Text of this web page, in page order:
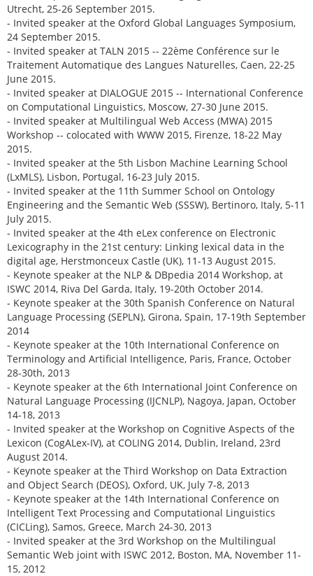
Utrecht, 25-26 September 2015.
- Invited speaker at the Oxford Global Languages Symposium,
24 September 2015.
- Invited speaker at TALN 2015 -- 22ème Conférence sur le
Traitement Automatique des Langues Naturelles, Caen, 22-25
June 2015.
- Invited speaker at DIALOGUE 2015 -- International Conference
on Computational Linguistics, Moscow, 27-30 June 2015.
- Invited speaker at Multilingual Web Access (MWA) 2015
Workshop -- colocated with WWW 2015, Firenze, 18-22 May
2015.
- Invited speaker at the 5th Lisbon Machine Learning School
(LxMLS), Lisbon, Portugal, 16-23 July 2015.
- Invited speaker at the 11th Summer School on Ontology
Engineering and the Semantic Web (SSSW), Bertinoro, Italy, 5-11
July 2015.
- Invited speaker at the 4th eLex conference on Electronic
Lexicography in the 21st century: Linking lexical data in the
digital age, Herstmonceux Castle (UK), 11-13 August 2015.
- Keynote speaker at the NLP & DBpedia 2014 Workshop, at
ISWC 2014, Riva Del Garda, Italy, 19-20th October 2014.
- Keynote speaker at the 30th Spanish Conference on Natural
Language Processing (SEPLN), Girona, Spain, 17-19th September
2014
- Keynote speaker at the 10th International Conference on
Terminology and Artificial Intelligence, Paris, France, October
28-30th, 2013
- Keynote speaker at the 6th International Joint Conference on
Natural Language Processing (IJCNLP), Nagoya, Japan, October
14-18, 2013
- Invited speaker at the Workshop on Cognitive Aspects of the
Lexicon (CogALex-IV), at COLING 2014, Dublin, Ireland, 23rd
August 2014.
- Keynote speaker at the Third Workshop on Data Extraction
and Object Search (DEOS), Oxford, UK, July 7-8, 2013
- Keynote speaker at the 14th International Conference on
Intelligent Text Processing and Computational Linguistics
(CICLing), Samos, Greece, March 24-30, 2013
- Invited speaker at the 3rd Workshop on the Multilingual
Semantic Web joint with ISWC 2012, Boston, MA, November 11-
15, 2012